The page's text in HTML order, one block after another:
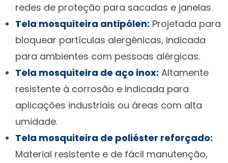
redes de proteção para sacadas e janelas.
Tela mosquiteira antipólen: Projetada para
bloquear partículas alergênicas, indicada
para ambientes com pessoas alérgicas.
Tela mosquiteira de aço inox: Altamente
resistente à corrosão e indicada para
aplicações industriais ou áreas com alta
umidade.
Tela mosquiteira de poliéster reforçado:
Material resistente e de fácil manutenção,